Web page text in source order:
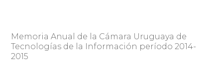
Memoria Anual de la Cámara Uruguaya de
Tecnologías de la Información período 2014-
2015